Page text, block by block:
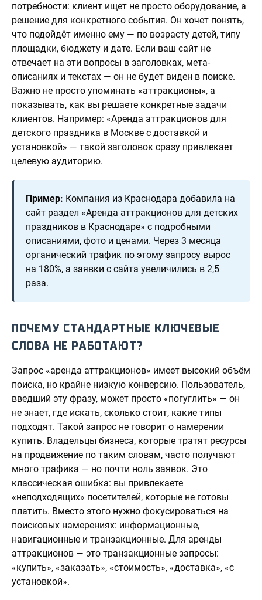
потребности: клиент ищет не просто оборудование, а
решение для конкретного события. Он хочет понять,
что подойдёт именно ему — по возрасту детей, типу
площадки, бюджету и дате. Если ваш сайт не
отвечает на эти вопросы в заголовках, мета-
описаниях и текстах — он не будет виден в поиске.
Важно не просто упоминать «аттракционы», а
показывать, как вы решаете конкретные задачи
клиентов. Например: «Аренда аттракционов для
детского праздника в Москве с доставкой и
установкой» — такой заголовок сразу привлекает
целевую аудиторию.
Пример: Компания из Краснодара добавила на
сайт раздел «Аренда аттракционов для детских
праздников в Краснодаре» с подробными
описаниями, фото и ценами. Через 3 месяца
органический трафик по этому запросу вырос
на 180%, а заявки с сайта увеличились в 2,5
раза.
ПОЧЕМУ СТАНДАРТНЫЕ КЛЮЧЕВЫЕ
СЛОВА НЕ РАБОТАЮТ?
Запрос «аренда аттракционов» имеет высокий объём
поиска, но крайне низкую конверсию. Пользователь,
введший эту фразу, может просто «погуглить» — он
не знает, где искать, сколько стоит, какие типы
подходят. Такой запрос не говорит о намерении
купить. Владельцы бизнеса, которые тратят ресурсы
на продвижение по таким словам, часто получают
много трафика — но почти ноль заявок. Это
классическая ошибка: вы привлекаете
«неподходящих» посетителей, которые не готовы
платить. Вместо этого нужно фокусироваться на
поисковых намерениях: информационные,
навигационные и транзакционные. Для аренды
аттракционов — это транзакционные запросы:
«купить», «заказать», «стоимость», «доставка», «с
установкой».